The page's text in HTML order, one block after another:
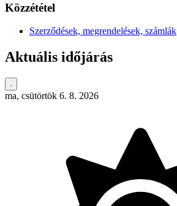
Közzététel
Szerződések, megrendelések, számlák
Aktuális időjárás
ma, csütörtök 6. 8. 2026